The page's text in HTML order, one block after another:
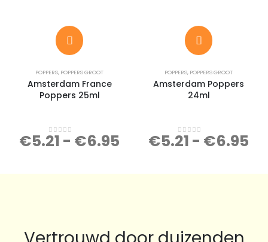
POPPERS, POPPERS GROOT
Amsterdam France
Poppers 25ml
0out of 5
€5.21 - €6.95
POPPERS, POPPERS GROOT
Amsterdam Poppers
24ml
0out of 5
€5.21 - €6.95